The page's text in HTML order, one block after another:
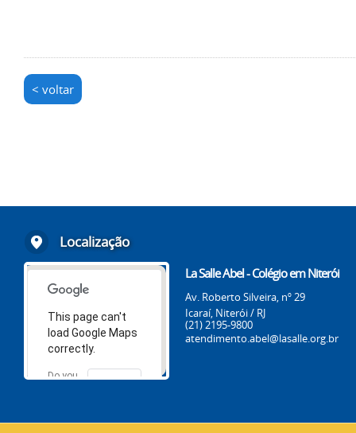
< voltar
Localização
This page can't
load Google Maps
correctly.
Do you
OK
La Salle Abel - Colégio em Niterói
Av. Roberto Silveira, nº 29
Icaraí, Niterói / RJ
(21) 2195-9800
atendimento.abel@lasalle.org.br